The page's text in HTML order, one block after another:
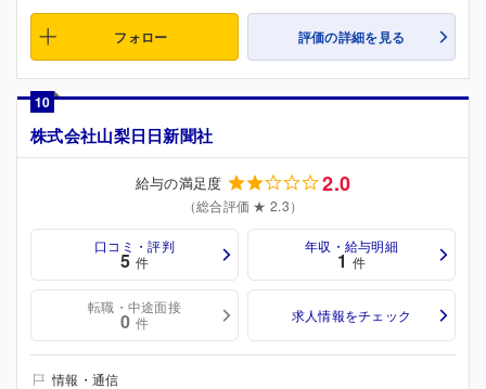
フォロー 評価の詳細を見る
10
株式会社山梨日日新聞社
給与の満足度 2.0
（総合評価 ★ 2.3）
口コミ・評判
5 件
年収・給与明細
1 件
転職・中途面接
0 件 求人情報をチェック
情報・通信